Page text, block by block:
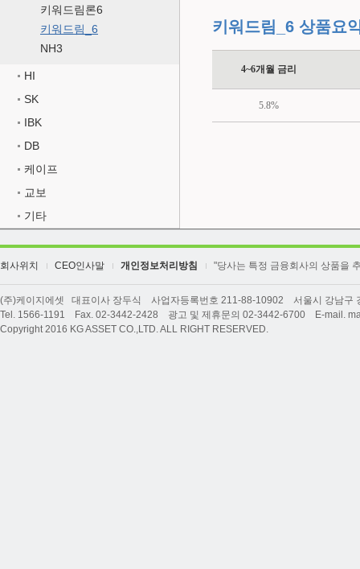
키워드림론6
키워드림_6
NH3
HI
SK
IBK
DB
케이프
교보
기타
키워드림_6 상품요
4~6개월 금리
5.8%
회사위치 CEO인사말 개인정보처리방침 "당사는 특정 금융회사의 상품을
(주)케이지에셋 대표이사 장두식 사업자등록번호 211-88-10902 서울시 강남구
Tel. 1566-1191 Fax. 02-3442-2428 광고 및 제휴문의 02-3442-6700 E-mail.
Copyright 2016 KG ASSET CO.,LTD. ALL RIGHT RESERVED.